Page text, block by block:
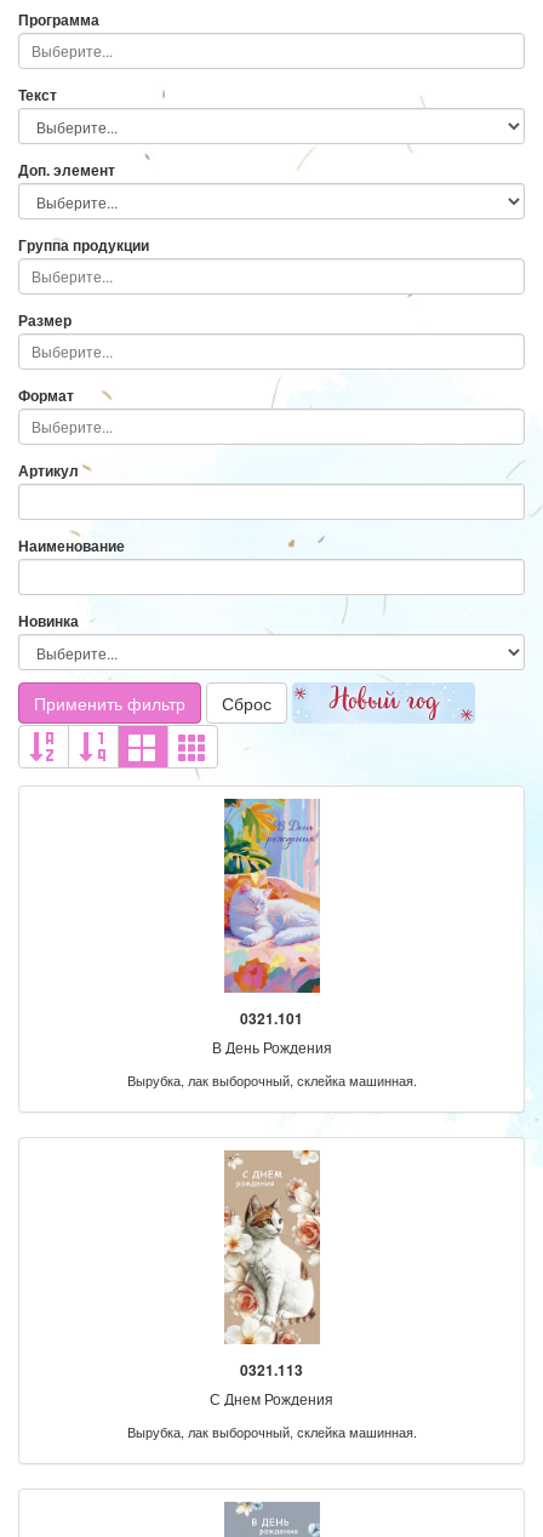
Программа
Текст
Доп. элемент
Группа продукции
Размер
Формат
Артикул
Наименование
Новинка
Применить фильтр Сброс
0321.101
В День Рождения
Вырубка, лак выборочный, склейка машинная.
0321.113
С Днем Рождения
Вырубка, лак выборочный, склейка машинная.